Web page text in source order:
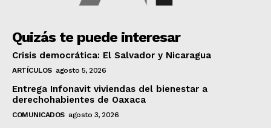
Quizás te puede interesar
Crisis democrática: El Salvador y Nicaragua
ARTÍCULOS agosto 5, 2026
Entrega Infonavit viviendas del bienestar a
derechohabientes de Oaxaca
COMUNICADOS agosto 3, 2026